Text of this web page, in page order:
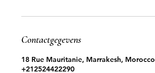
Contactgegevens
18 Rue Mauritanie, Marrakesh, Morocco
+212524422290